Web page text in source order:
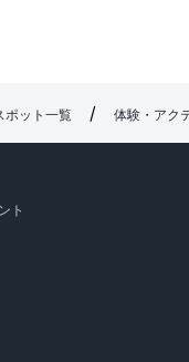
ポット一覧 体験・アク
ト